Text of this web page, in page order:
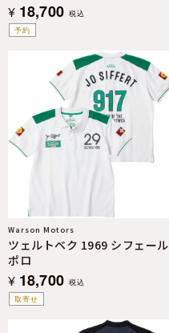
予約
¥ 18,700 税込
取寄せ
Warson Motors
ツェルトベク 1969 シフェール
ポロ
¥ 18,700 税込